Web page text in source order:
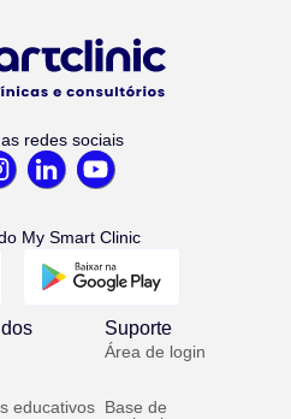
redes sociais
My Smart Clinic
educativos
Suporte
Área de login
Base de